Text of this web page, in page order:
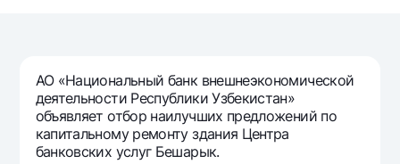
Золотые слитки от НБУ
Серебряный депозит
Visa FIFA
Mastercard
Зарплатные
Тарифы
Акции
Мобильное приложение Milliy
АО «Национальный банк внешнеэкономической
деятельности Республики Узбекистан»
объявляет отбор наилучших предложений по
капитальному ремонту здания Центра
банковских услуг Бешарык.